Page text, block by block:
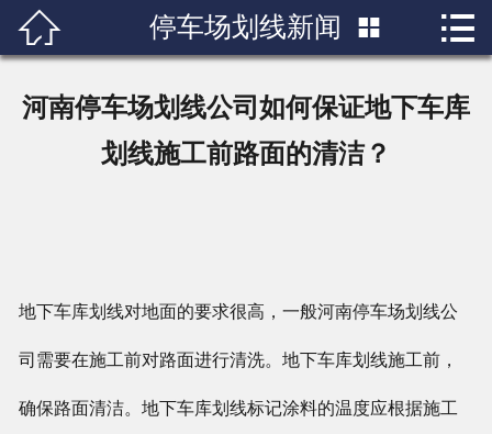
 首页
产品展示
行业知识
人才招聘
 停车场划线新闻  
河南停车场划线公司如何保证地下车库
划线施工前路面的清洁？
地下车库划线对地面的要求很高，一般河南停车场划线公
司需要在施工前对路面进行清洗。地下车库划线施工前，
确保路面清洁。地下车库划线标记涂料的温度应根据施工